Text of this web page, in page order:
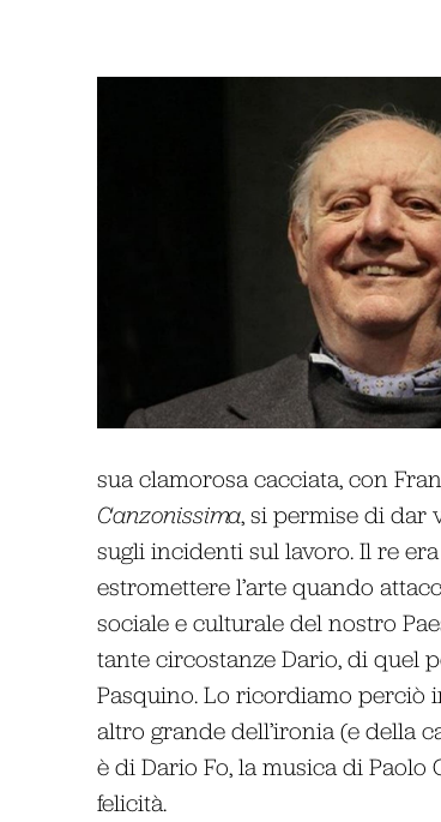
sua clamorosa cacciata, con
Canzonissima, si permise di dar
sugli incidenti sul lavoro. Il re
estromettere l’arte quando
sociale e culturale del nostro
tante circostanze Dario, di quel
Pasquino. Lo ricordiamo perciò
altro grande dell’ironia (e della
è di Dario Fo, la musica di Paolo
felicità.